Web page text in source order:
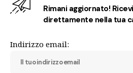
Rimani aggiornato!
direttamente nella tua
Indirizzo email: